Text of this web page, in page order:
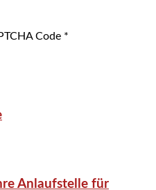
Code *
Anlaufstelle für